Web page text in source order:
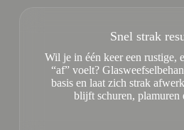
Snel strak
Wil je in één keer een rustige,
“af” voelt?
basis en laat zich strak
blijft schuren, plamuren